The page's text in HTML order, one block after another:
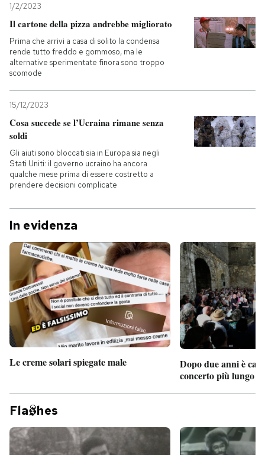
1/2/2023
Il cartone della pizza andrebbe migliorato
Prima che arrivi a casa di solito la condensa
rende tutto freddo e gommoso, ma le
alternative sperimentate finora sono troppo
scomode
15/12/2023
Cosa succede se l’Ucraina rimane senza
soldi
Gli aiuti sono bloccati sia in Europa sia negli
Stati Uniti: il governo ucraino ha ancora
qualche mese prima di essere costretto a
prendere decisioni complicate
In evidenza
Le creme solari spiegate male
Dopo due anni è
concerto più lungo
Fla hes